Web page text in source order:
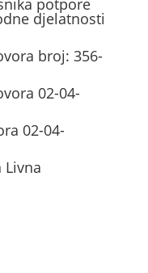
potpore
djelatnosti
broj: 356-
02-04-
02-04-
Livna